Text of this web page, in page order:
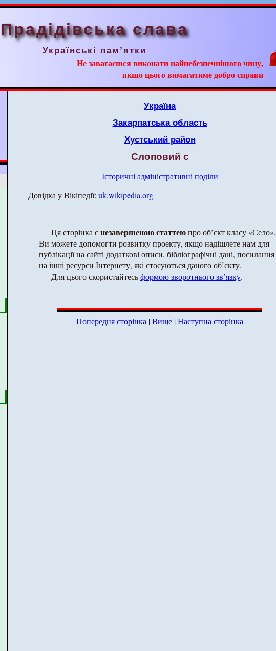
Прадідівська слава
Українські пам’ятки
Не завагаєшся виконати найнебезпечнішого чину,
якщо цього вимагатиме добро справи
Україна
Закарпатська область
Хустський район
Слоповий с
Історичні адміністративні поділи
Довідка у Вікіпедії: uk.wikipedia.org
Ця сторінка єнезавершеною статтеюпро об’єкт класу «Село».
Ви можете допомогти розвитку проекту, якщо надішлете нам для
публікації на сайті додаткові описи, бібліографічні дані, посилання
на інші ресурси Інтернету, які стосуються даного об’єкту.
Для цього скористайтесьформою зворотнього зв’язку.
Попередня сторінка |Вище |Наступна сторінка